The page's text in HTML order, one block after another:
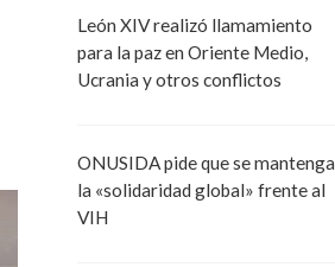
León XIV realizó llamamiento
para la paz en Oriente Medio,
Ucrania y otros conflictos
ONUSIDA pide que se mantenga
la «solidaridad global» frente al
VIH